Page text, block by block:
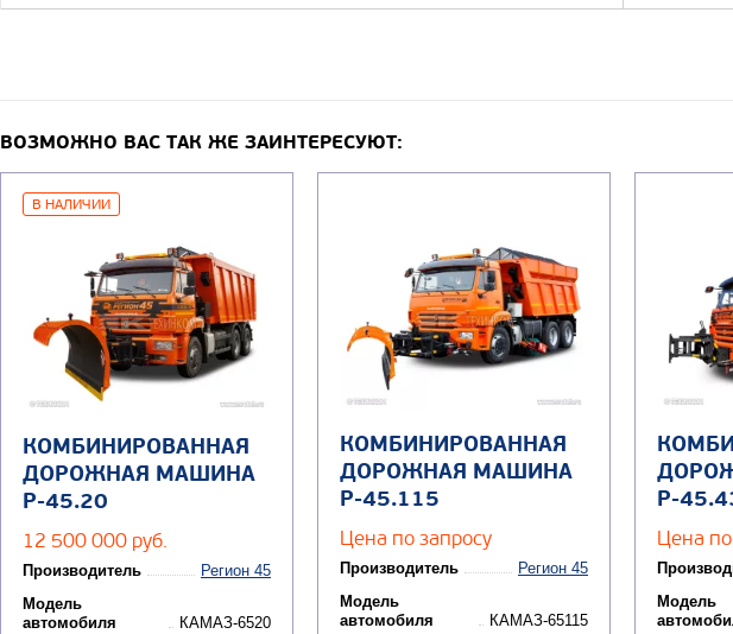
ВОЗМОЖНО ВАС ТАК ЖЕ ЗАИНТЕРЕСУЮТ:
В НАЛИЧИИ
КОМБИНИРОВАННАЯ
ДОРОЖНАЯ МАШИНА
Р-45.20
12 500 000 руб.
Производитель
Регион 45
Модель
автомобиля
КАМАЗ-6520
КОМБИНИРОВАННАЯ
ДОРОЖНАЯ МАШИНА
Р-45.115
Цена по запросу
Производитель
Регион 45
Модель
автомобиля
КАМАЗ-65115
Р-
Цена
Модель